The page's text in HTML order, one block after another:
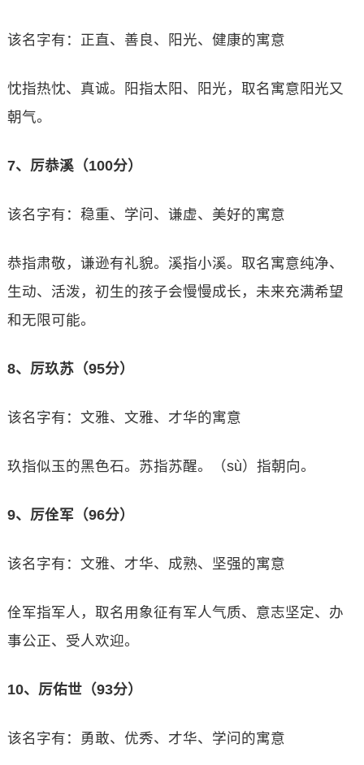
该名字有：正直、善良、阳光、健康的寓意
忱指热忱、真诚。阳指太阳、阳光，取名寓意阳光又
朝气。
7、厉恭溪（100分）
该名字有：稳重、学问、谦虚、美好的寓意
恭指肃敬，谦逊有礼貌。溪指小溪。取名寓意纯净、
生动、活泼，初生的孩子会慢慢成长，未来充满希望
和无限可能。
8、厉玖苏（95分）
该名字有：文雅、文雅、才华的寓意
玖指似玉的黑色石。苏指苏醒。（sù）指朝向。
9、厉佺军（96分）
该名字有：文雅、才华、成熟、坚强的寓意
佺军指军人，取名用象征有军人气质、意志坚定、办
事公正、受人欢迎。
10、厉佑世（93分）
该名字有：勇敢、优秀、才华、学问的寓意